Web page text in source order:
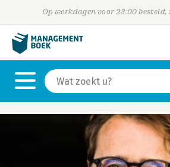
Op werkdagen voor 23:00